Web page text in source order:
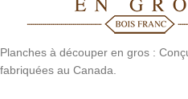
Planches à découper en gros :
fabriquées au Canada.